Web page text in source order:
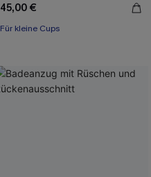
45,00 €
Für kleine Cups